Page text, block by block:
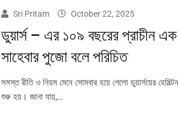
Sri Pritam October 22, 2025
ডুয়ার্স – এর ১০৯ বছরের প্রাচীন
সাহেবার পুজো বলে পরিচিত
সমস্ত রীতি ও নিয়ম মেনে সোমবার হয়ে গেলো ডুয়ার্সয়ের
শুরু হয়। জানা যায়,…